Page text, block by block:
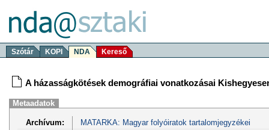
Szótár KOPI NDA Kereső
A házasságkötések demográfiai vonatkozásai
Metaadatok
Archívum:
MATARKA: Magyar folyóiratok tartalomjegyzékei